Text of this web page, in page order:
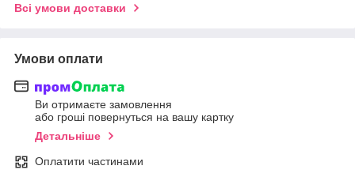
Всі умови доставки
Умови оплати
Ви отримаєте замовлення
або гроші повернуться на вашу картку
Детальніше
Оплатити частинами